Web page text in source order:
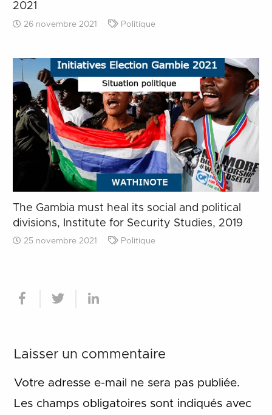
2021
26 novembre 2021 Politique
The Gambia must heal its social and political
divisions, Institute for Security Studies, 2019
25 novembre 2021 Politique
Laisser un commentaire
Votre adresse e-mail ne sera pas publiée.
Les champs obligatoires sont indiqués avec